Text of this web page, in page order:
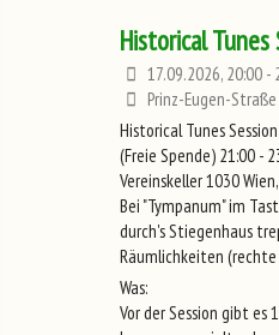
Historical Tunes
17.09.2026, 20:00 -
Prinz-Eugen-
Historical Tunes
(Freie Spende) 21:00 -
Vereinskeller 1030
Bei "Tympanum" im
durch's Stiegenhaus
Räumlichkeiten
Was:
Vor der Session gibt es